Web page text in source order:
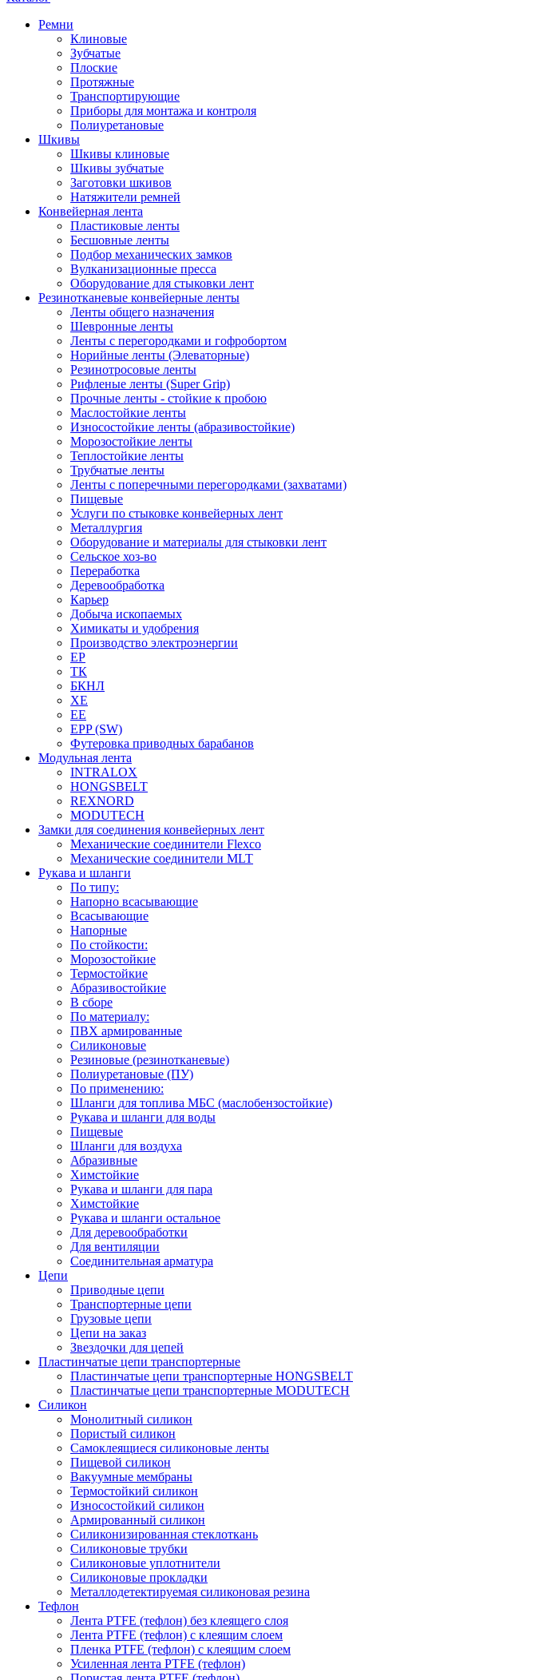
Ремни
Клиновые
Зубчатые
Плоские
Протяжные
Транспортирующие
Приборы для монтажа и контроля
Полиуретановые
Шкивы
Шкивы клиновые
Шкивы зубчатые
Заготовки шкивов
Натяжители ремней
Конвейерная лента
Пластиковые ленты
Бесшовные ленты
Подбор механических замков
Вулканизационные пресса
Оборудование для стыковки лент
Резинотканевые конвейерные ленты
Ленты общего назначения
Шевронные ленты
Ленты с перегородками и гофробортом
Норийные ленты (Элеваторные)
Резинотросовые ленты
Рифленые ленты (Super Grip)
Прочные ленты - стойкие к пробою
Маслостойкие ленты
Износостойкие ленты (абразивостойкие)
Морозостойкие ленты
Теплостойкие ленты
Трубчатые ленты
Ленты с поперечными перегородками (захватами)
Пищевые
Услуги по стыковке конвейерных лент
Металлургия
Оборудование и материалы для стыковки лент
Сельское хоз-во
Переработка
Деревообработка
Карьер
Добыча ископаемых
Химикаты и удобрения
Производство электроэнергии
EP
ТК
БКНЛ
XE
EE
EPP (SW)
Футеровка приводных барабанов
Модульная лента
INTRALOX
HONGSBELT
REXNORD
MODUTECH
Замки для соединения конвейерных лент
Механические соединители Flexco
Механические соединители MLT
Рукава и шланги
По типу:
Напорно всасывающие
Всасывающие
Напорные
По стойкости:
Морозостойкие
Термостойкие
Абразивостойкие
В сборе
По материалу:
ПВХ армированные
Силиконовые
Резиновые (резинотканевые)
Полиуретановые (ПУ)
По применению:
Шланги для топлива МБС (маслобензостойкие)
Рукава и шланги для воды
Пищевые
Шланги для воздуха
Абразивные
Химстойкие
Рукава и шланги для пара
Химстойкие
Рукава и шланги остальное
Для деревообработки
Для вентиляции
Соединительная арматура
Цепи
Приводные цепи
Транспортерные цепи
Грузовые цепи
Цепи на заказ
Звездочки для цепей
Пластинчатые цепи транспортерные
Пластинчатые цепи транспортерные HONGSBELT
Пластинчатые цепи транспортерные MODUTECH
Силикон
Монолитный силикон
Пористый силикон
Самоклеящиеся силиконовые ленты
Пищевой силикон
Вакуумные мембраны
Термостойкий силикон
Износостойкий силикон
Армированный силикон
Силиконизированная стеклоткань
Силиконовые трубки
Силиконовые уплотнители
Силиконовые прокладки
Металлодетектируемая силиконовая резина
Тефлон
Лента PTFE (тефлон) без клеящего слоя
Лента PTFE (тефлон) с клеящим слоем
Пленка PTFE (тефлон) с клеящим слоем
Усиленная лента PTFE (тефлон)